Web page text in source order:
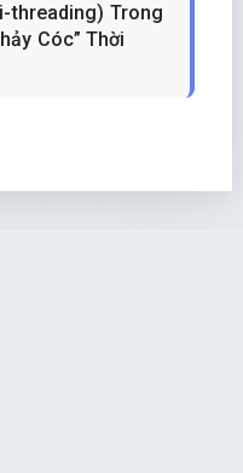
threading) Trong
Cóc” Thời